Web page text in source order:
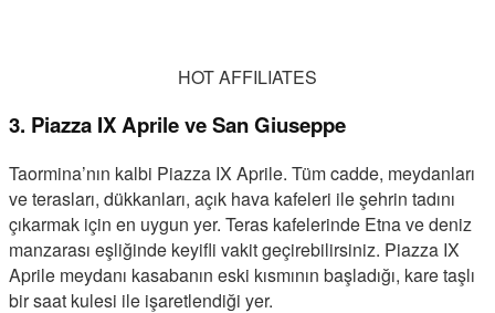
HOT AFFILIATES
3. Piazza IX Aprile ve San Giuseppe
Taormina’nın kalbi Piazza IX Aprile. Tüm cadde, meydanları
ve terasları, dükkanları, açık hava kafeleri ile şehrin tadını
çıkarmak için en uygun yer. Teras kafelerinde Etna ve deniz
manzarası eşliğinde keyifli vakit geçirebilirsiniz. Piazza IX
Aprile meydanı kasabanın eski kısmının başladığı, kare taşlı
bir saat kulesi ile işaretlendiği yer.